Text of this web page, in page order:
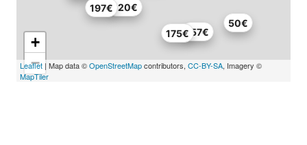
175€
50€
157€
220€
197€
+
−
Leaflet | Map data ©OpenStreetMapcontributors, CC-BY-SA, Imagery ©
MapTiler